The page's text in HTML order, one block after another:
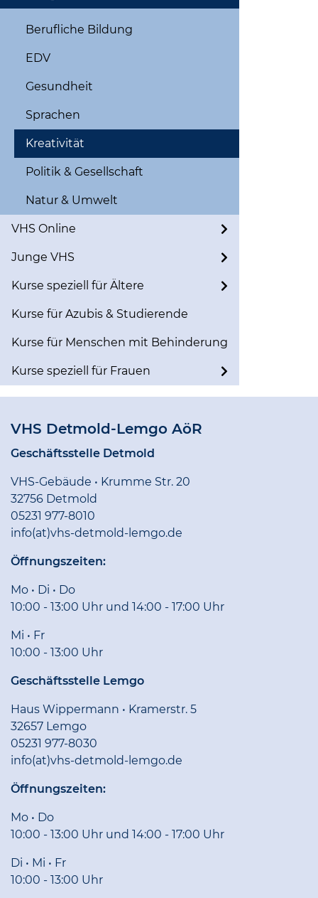
Berufliche Bildung
EDV
Gesundheit
Sprachen
Kreativität
Politik & Gesellschaft
Natur & Umwelt
VHS Online
Junge VHS
Kurse speziell für Ältere
Kurse für Azubis & Studierende
Kurse für Menschen mit Behinderung
Kurse speziell für Frauen
VHS Detmold-Lemgo AöR
Geschäftsstelle Detmold
VHS-Gebäude • Krumme Str. 20
32756 Detmold
05231 977-8010
info(at)vhs-detmold-lemgo.de
Öffnungszeiten:
Mo • Di • Do
10:00 - 13:00 Uhr und 14:00 - 17:00 Uhr
Mi • Fr
10:00 - 13:00 Uhr
Geschäftsstelle Lemgo
Haus Wippermann • Kramerstr. 5
32657 Lemgo
05231 977-8030
info(at)vhs-detmold-lemgo.de
Öffnungszeiten:
Mo • Do
10:00 - 13:00 Uhr und 14:00 - 17:00 Uhr
Di • Mi • Fr
10:00 - 13:00 Uhr